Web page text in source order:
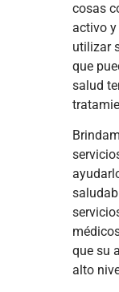
cosas
activo
utilizar
que
salud
que su
alto